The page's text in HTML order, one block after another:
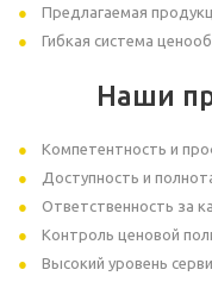
Предлагаемая
Гибкая система
Наши
Компетентность и
Доступность и
Ответственность за
Контроль ценовой
Высокий уровень